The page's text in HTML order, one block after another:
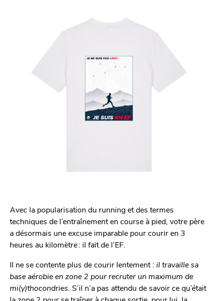
Avec la popularisation du running et des termes
techniques de l’entraînement en course à pied, votre père
a désormais une excuse imparable pour courir en 3
heures au kilomètre : il fait de l’EF.
Il ne se contente plus de courir lentement : il travaille sa
base aérobie en zone 2 pour recruter un maximum de
mi(y)thocondries. S’il n’a pas attendu de savoir ce qu’était